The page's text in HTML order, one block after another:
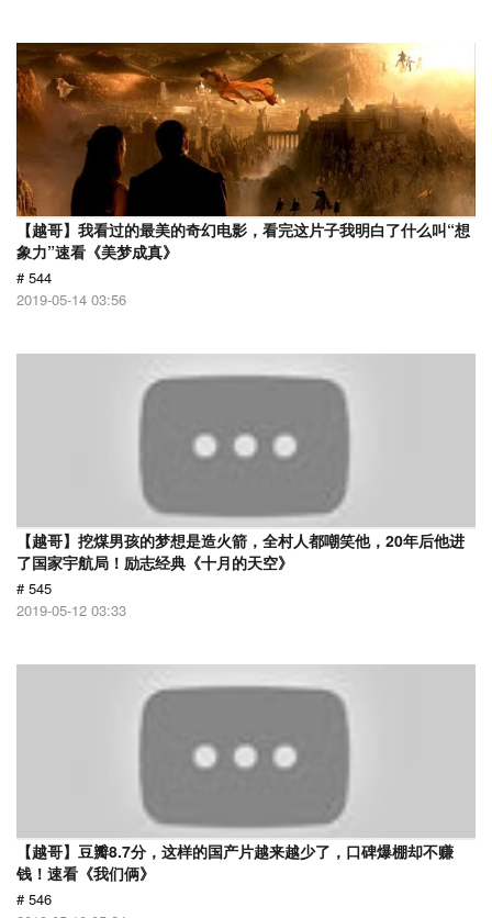
【越哥】我看过的最美的奇幻电影，看完这片子我明白了什么叫“想
象力”速看《美梦成真》
# 544
2019-05-14 03:56
【越哥】挖煤男孩的梦想是造火箭，全村人都嘲笑他，20年后他进
了国家宇航局！励志经典《十月的天空》
# 545
2019-05-12 03:33
【越哥】豆瓣8.7分，这样的国产片越来越少了，口碑爆棚却不赚
钱！速看《我们俩》
# 546